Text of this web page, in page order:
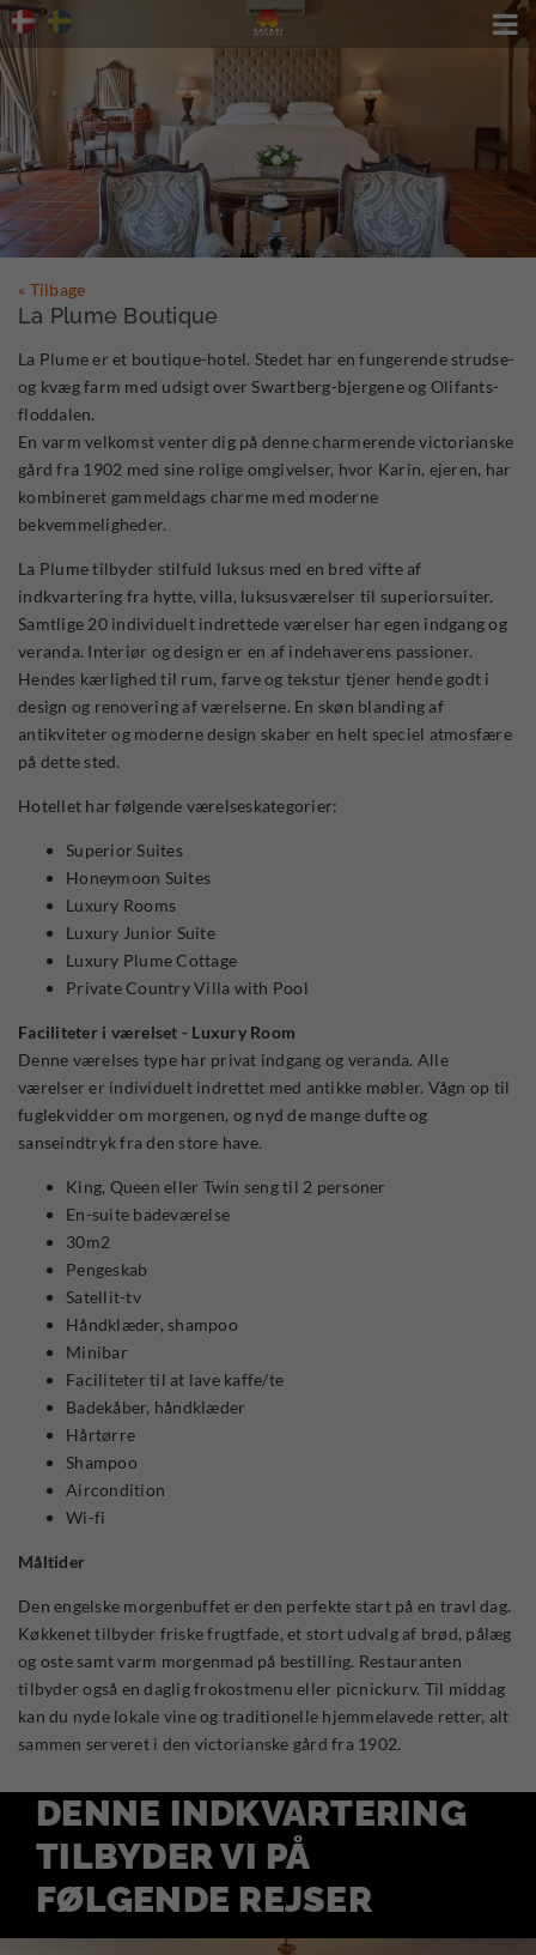

« Tilbage
La Plume Boutique
La Plume er et boutique-hotel. Stedet har en fungerende strudse-
og kvæg farm med udsigt over Swartberg-bjergene og Olifants-
floddalen.
En varm velkomst venter dig på denne charmerende victorianske
gård fra 1902 med sine rolige omgivelser, hvor Karin, ejeren, har
kombineret gammeldags charme med moderne
bekvemmeligheder.
La Plume tilbyder stilfuld luksus med en bred vifte af
indkvartering fra hytte, villa, luksusværelser til superiorsuiter.
Samtlige 20 individuelt indrettede værelser har egen indgang og
veranda. Interiør og design er en af indehaverens passioner.
Hendes kærlighed til rum, farve og tekstur tjener hende godt i
design og renovering af værelserne. En skøn blanding af
antikviteter og moderne design skaber en helt speciel atmosfære
på dette sted.
Hotellet har følgende værelseskategorier:
Superior Suites
Honeymoon Suites
Luxury Rooms
Luxury Junior Suite
Luxury Plume Cottage
Private Country Villa with Pool
Faciliteter i værelset - Luxury Room
Denne værelses type har privat indgang og veranda. Alle
værelser er individuelt indrettet med antikke møbler. Vågn op til
fuglekvidder om morgenen, og nyd de mange dufte og
sanseindtryk fra den store have.
King, Queen eller Twin seng til 2 personer
En-suite badeværelse
30m2
Pengeskab
Satellit-tv
Håndklæder, shampoo
Minibar
Faciliteter til at lave kaffe/te
Badekåber, håndklæder
Hårtørre
Shampoo
Aircondition
Wi-fi
Måltider
Den engelske morgenbuffet er den perfekte start på en travl dag.
Køkkenet tilbyder friske frugtfade, et stort udvalg af brød, pålæg
og oste samt varm morgenmad på bestilling. Restauranten
tilbyder også en daglig frokostmenu eller picnickurv. Til middag
kan du nyde lokale vine og traditionelle hjemmelavede retter, alt
sammen serveret i den victorianske gård fra 1902.
DENNE INDKVARTERING
TILBYDER VI PÅ
FØLGENDE REJSER